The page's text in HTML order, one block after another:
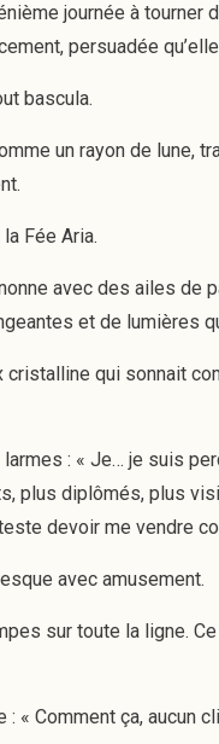
journée à
persuadée
bascula.
un rayon de lune,
Fée Aria.
avec des ailes de
et de lumières
qui sonnait
: « Je… je suis
plus diplômés, plus
devoir me vendre
avec amusement.
sur toute la ligne.
« Comment ça, aucun